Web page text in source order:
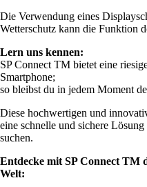
Die Verwendung eines
Wetterschutz kann die Funktion
Lern uns kennen:
SP Connect TM bietet eine
Smartphone;
so bleibst du in jedem Moment
Diese hochwertigen und
eine schnelle und sichere
suchen.
Entdecke mit SP Connect TM
Welt: